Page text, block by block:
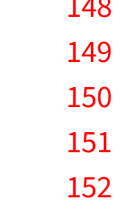
149
150
151
152